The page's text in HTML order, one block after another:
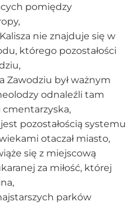
pomiędzy
nie znajduje się w
którego pozostałości
Zawodziu był ważnym
odnaleźli tam
pozostałością systemu
otaczał miasto,
się z miejscową
za miłość, której
parków